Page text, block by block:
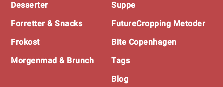
Desserter
Forretter & Snacks
Frokost
Morgenmad & Brunch
Suppe
FutureCropping Metoder
Bite Copenhagen
Tags
Blog